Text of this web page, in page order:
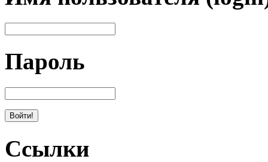
Пароль
Ссылки